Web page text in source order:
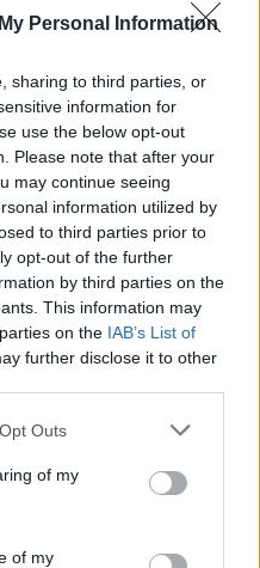
Personal Information
sharing to third parties, or
information for
use the below opt-out
Please note that after your
may continue seeing
information utilized by
to third parties prior to
opt-out of the further
by third parties on the
This information may
on the IAB’s List of
further disclose it to other
uses one or more Google
You may click to
and its third-party tags to
purposes in below Google
Outs
of my
of my
τη νύχτα όσο και
ονείρου και
το φωτογραφικό
έχει μια
που δίνει